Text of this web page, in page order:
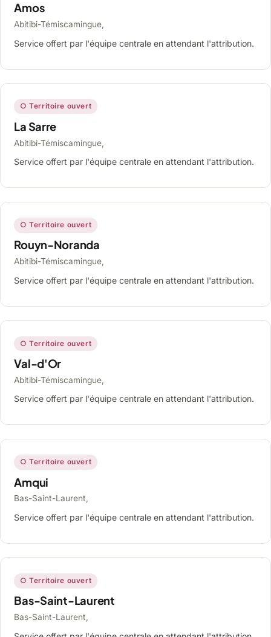
Amos
Abitibi-Témiscamingue,
Service offert par l'équipe centrale en attendant l'attribution.
○ Territoire ouvert
La Sarre
Abitibi-Témiscamingue,
Service offert par l'équipe centrale en attendant l'attribution.
○ Territoire ouvert
Rouyn-Noranda
Abitibi-Témiscamingue,
Service offert par l'équipe centrale en attendant l'attribution.
○ Territoire ouvert
Val-d'Or
Abitibi-Témiscamingue,
Service offert par l'équipe centrale en attendant l'attribution.
○ Territoire ouvert
Amqui
Bas-Saint-Laurent,
Service offert par l'équipe centrale en attendant l'attribution.
○ Territoire ouvert
Bas-Saint-Laurent
Bas-Saint-Laurent,